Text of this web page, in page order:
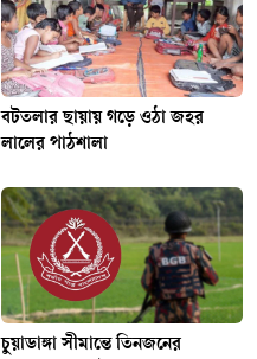
বটতলার ছায়ায় গড়ে ওঠা জহর
লালের পাঠশালা
চুয়াডাঙ্গা সীমান্তে তিনজনের